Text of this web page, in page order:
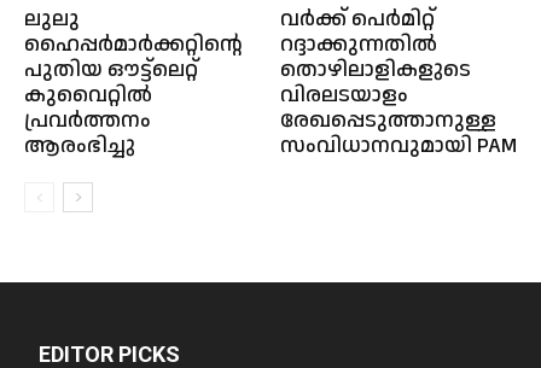
ലുലു
ഹൈപ്പർമാർക്കറ്റിൻ്റെ
പുതിയ ഔട്ട്ലെറ്റ്
കുവൈറ്റിൽ
പ്രവർത്തനം
ആരംഭിച്ചു
വർക്ക് പെർമിറ്റ്
റദ്ദാക്കുന്നതിൽ
തൊഴിലാളികളുടെ
വിരലടയാളം
രേഖപ്പെടുത്താനുള്ള
സംവിധാനവുമായി PAM
EDITOR PICKS